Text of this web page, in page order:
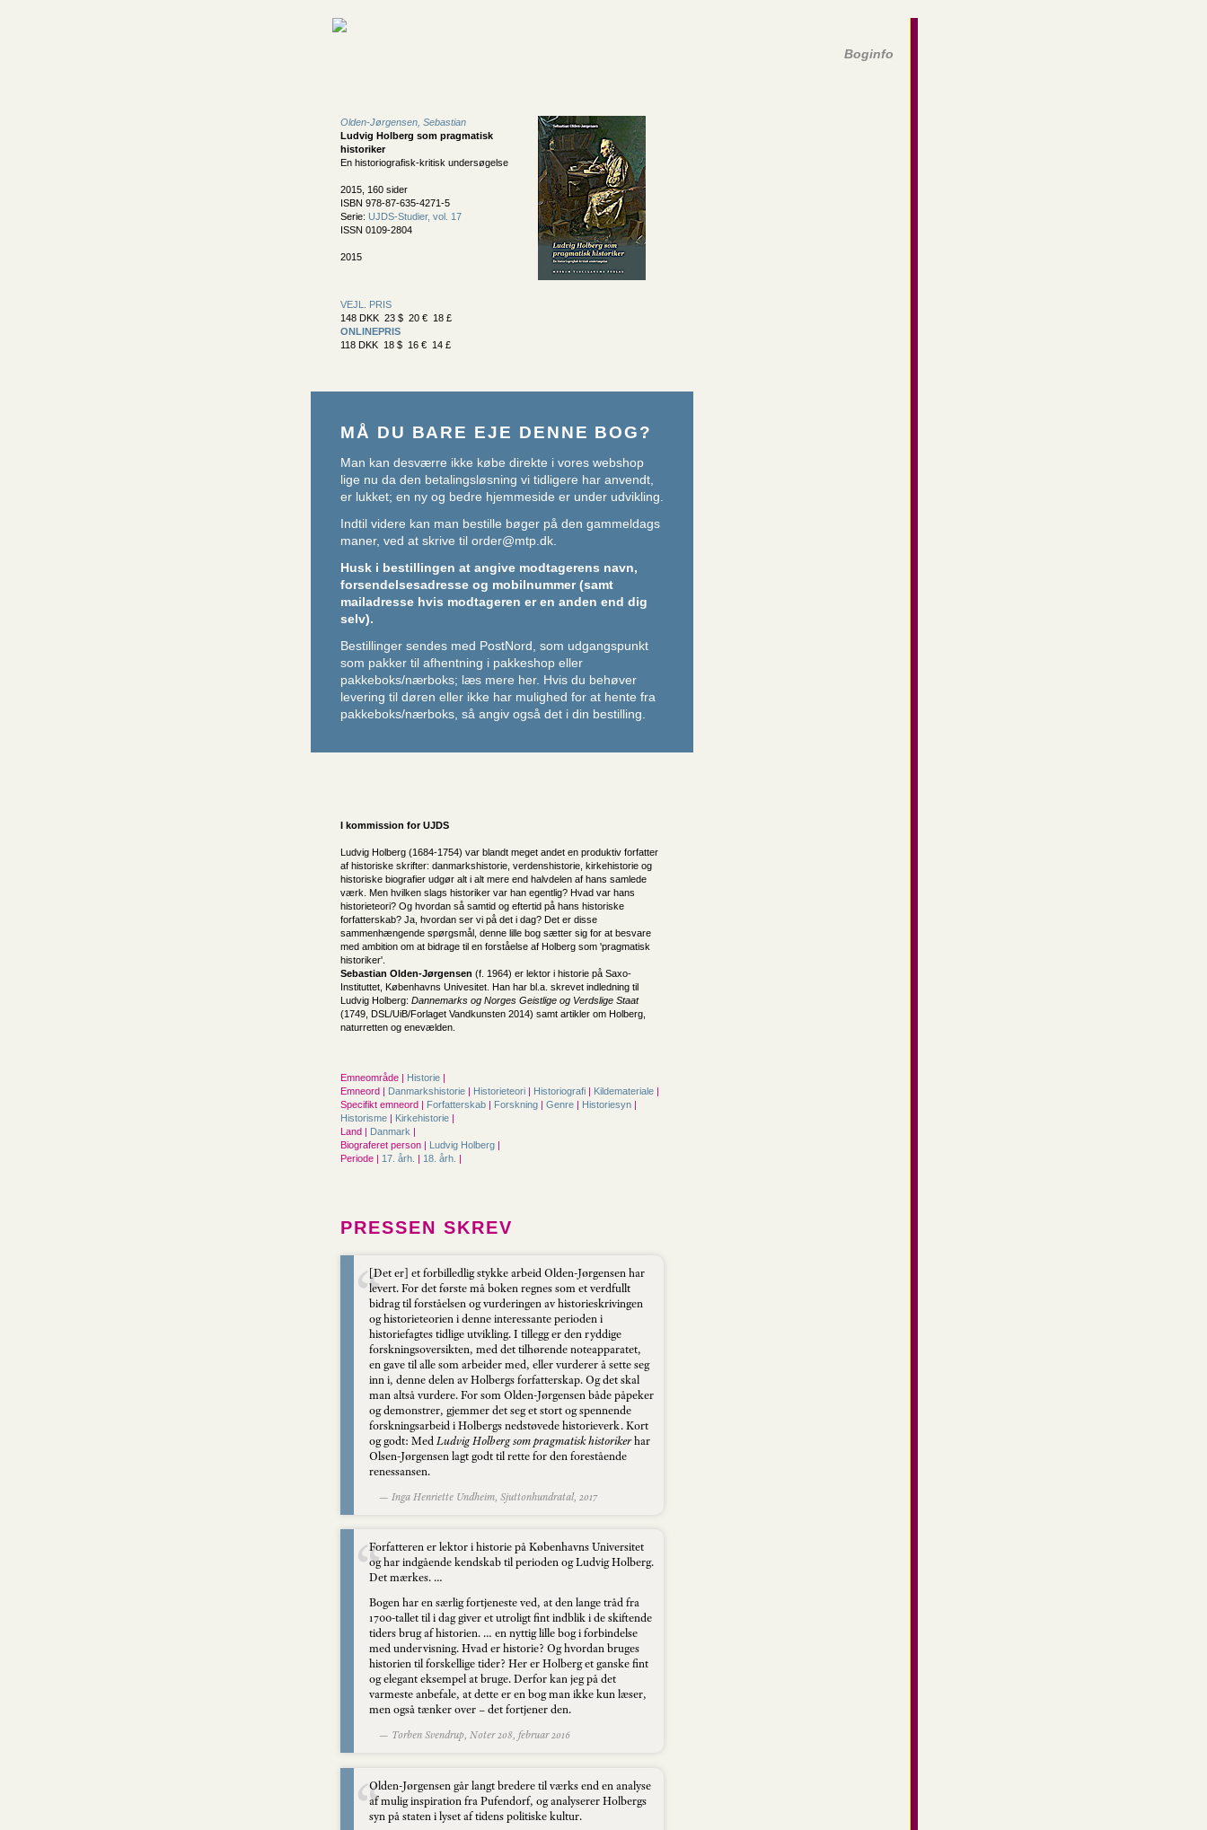
Boginfo
Olden-Jørgensen, Sebastian
Ludvig Holberg som pragmatisk
historiker
En historiografisk-kritisk undersøgelse
2015, 160 sider
ISBN 978-87-635-4271-5
Serie: UJDS-Studier, vol. 17
ISSN 0109-2804
2015
VEJL. PRIS
148 DKK 23 $ 20 € 18 £
ONLINEPRIS
118 DKK 18 $ 16 € 14 £
MÅ DU BARE EJE DENNE BOG?
Man kan desværre ikke købe direkte i vores webshop
lige nu da den betalingsløsning vi tidligere har anvendt,
er lukket; en ny og bedre hjemmeside er under udvikling.
Indtil videre kan man bestille bøger på den gammeldags
maner, ved at skrive til order@mtp.dk.
Husk i bestillingen at angive modtagerens navn,
forsendelsesadresse og mobilnummer (samt
mailadresse hvis modtageren er en anden end dig
selv).
Bestillinger sendes med PostNord, som udgangspunkt
som pakker til afhentning i pakkeshop eller
pakkeboks/nærboks; læs mere her. Hvis du behøver
levering til døren eller ikke har mulighed for at hente fra
pakkeboks/nærboks, så angiv også det i din bestilling.
I kommission forUJDS
Ludvig Holberg (1684-1754) var blandt meget andet en produktiv forfatter
af historiske skrifter: danmarkshistorie, verdenshistorie, kirkehistorie og
historiske biografier udgør alt i alt mere end halvdelen af hans samlede
værk. Men hvilken slags historiker var han egentlig? Hvad var hans
historieteori? Og hvordan så samtid og eftertid på hans historiske
forfatterskab? Ja, hvordan ser vi på det i dag? Det er disse
sammenhængende spørgsmål, denne lille bog sætter sig for at besvare
med ambition om at bidrage til en forståelse af Holberg som 'pragmatisk
historiker'.
Sebastian Olden-Jørgensen (f. 1964) er lektor i historie på Saxo-
Instituttet, Københavns Univesitet. Han har bl.a. skrevet indledning til
Ludvig Holberg: Dannemarks og Norges Geistlige og Verdslige Staat
(1749, DSL/UiB/Forlaget Vandkunsten 2014) samt artikler om Holberg,
naturretten og enevælden.
Emneområde | Historie |
Emneord | Danmarkshistorie | Historieteori | Historiografi | Kildemateriale |
Specifikt emneord | Forfatterskab | Forskning | Genre | Historiesyn |
Historisme | Kirkehistorie |
Land | Danmark |
Biograferet person | Ludvig Holberg |
Periode | 17. årh. | 18. årh. |
PRESSEN SKREV
[Det er] et forbilledlig stykke arbeid Olden-Jørgensen har
levert. For det første må boken regnes som et verdfullt
bidrag til forståelsen og vurderingen av historieskrivingen
og historieteorien i denne interessante perioden i
historiefagtes tidlige utvikling. I tillegg er den ryddige
forskningsoversikten, med det tilhørende noteapparatet,
en gave til alle som arbeider med, eller vurderer å sette seg
inn i, denne delen av Holbergs forfatterskap. Og det skal
man altså vurdere. For som Olden-Jørgensen både påpeker
og demonstrer, gjemmer det seg et stort og spennende
forskningsarbeid i Holbergs nedstøvede historieverk. Kort
og godt: MedLudvig Holberg som pragmatisk historikerhar
Olsen-Jørgensen lagt godt til rette for den forestående
renessansen.
— Inga Henriette Undheim, Sjuttonhundratal, 2017
Forfatteren er lektor i historie på Københavns Universitet
og har indgående kendskab til perioden og Ludvig Holberg.
Det mærkes. …
Bogen har en særlig fortjeneste ved, at den lange tråd fra
1700-tallet til i dag giver et utroligt fint indblik i de skiftende
tiders brug af historien. … en nyttig lille bog i forbindelse
med undervisning. Hvad er historie? Og hvordan bruges
historien til forskellige tider? Her er Holberg et ganske fint
og elegant eksempel at bruge. Derfor kan jeg på det
varmeste anbefale, at dette er en bog man ikke kun læser,
men også tænker over – det fortjener den.
— Torben Svendrup, Noter 208, februar 2016
Olden-Jørgensen går langt bredere til værks end en analyse
af mulig inspiration fra Pufendorf, og analyserer Holbergs
syn på staten i lyset af tidens politiske kultur.